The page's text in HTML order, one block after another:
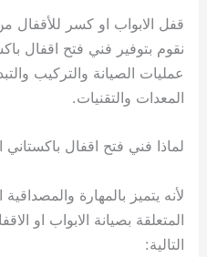
قفل الابواب او كسر للأقفال
نقوم بتوفير فني فتح اقفال
عمليات الصيانة والتركيب
المعدات والتقنيات.
لماذا فني فتح اقفال
لأنه يتميز بالمهارة
المتعلقة بصيانة الابواب او
التالية: